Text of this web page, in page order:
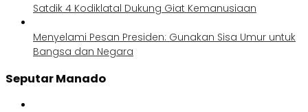
Satdik 4 Kodiklatal Dukung Giat Kemanusiaan
Menyelami Pesan Presiden: Gunakan Sisa Umur untuk
Bangsa dan Negara
Seputar Manado